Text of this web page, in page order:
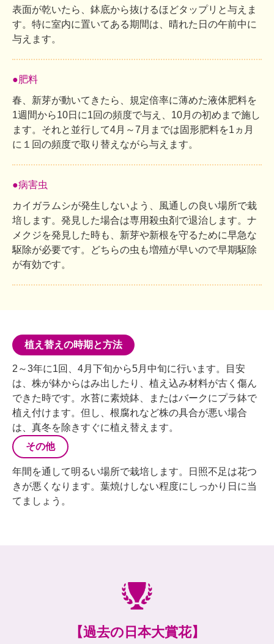
表面が乾いたら、鉢底から抜けるほどタップリと与えま
す。特に室内に置いてある期間は、晴れた日の午前中に
与えます。
●肥料
春、新芽が動いてきたら、規定倍率に薄めた液体肥料を
1週間から10日に1回の頻度で与え、10月の初めまで施し
ます。それと並行して4月～7月までは固形肥料を1ヵ月
に１回の頻度で取り替えながら与えます。
●病害虫
カイガラムシが発生しないよう、風通しの良い場所で栽
培します。発見した場合は専用殺虫剤で退治します。ナ
メクジを発見した時も、新芽や新根を守るために早急な
駆除が必要です。どちらの虫も増殖が早いので早期駆除
が有効です。
植え替えの時期と方法
2～3年に1回、4月下旬から5月中旬に行います。目安
は、株が鉢からはみ出したり、植え込み材料が古く傷ん
できた時です。水苔に素焼鉢、またはバークにプラ鉢で
植え付けます。但し、根腐れなど株の具合が悪い場合
は、真冬を除きすぐに植え替えます。
その他
年間を通して明るい場所で栽培します。日照不足は花つ
きが悪くなります。葉焼けしない程度にしっかり日に当
てましょう。
【過去の日本大賞花】